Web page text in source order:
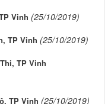
Vinh (25/10/2019)
TP Vinh (25/10/2019)
TP Vinh
TP Vinh (25/10/2019)